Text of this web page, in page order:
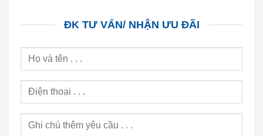
ĐK TƯ VẤN/ NHẬN ƯU ĐÃI